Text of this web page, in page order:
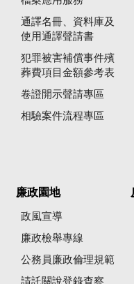
通譯名冊、資料庫及
使用通譯聲請書
犯罪被害補償事件殯
葬費項目金額參考表
卷證開示聲請專區
相驗案件流程專區
廉政園地
政風宣導
廉政檢舉專線
公務員廉政倫理規範
請託關說登錄查察